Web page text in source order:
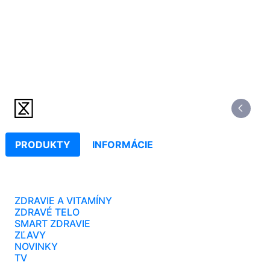
PRODUKTY INFORMÁCIE
ZDRAVIE A VITAMÍNY
ZDRAVÉ TELO
SMART ZDRAVIE
ZĽAVY
NOVINKY
TV